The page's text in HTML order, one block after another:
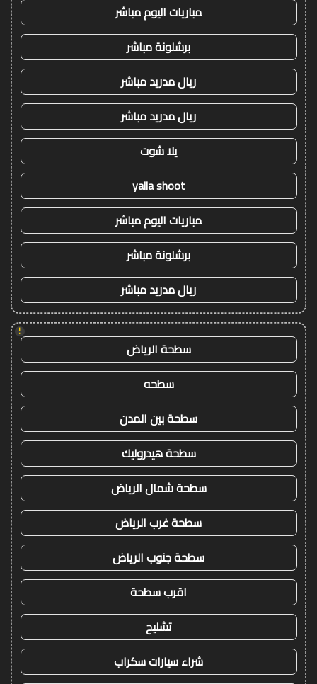
مباريات اليوم مباشر
برشلونة مباشر
ريال مدريد مباشر
ريال مدريد مباشر
يلا شوت
yalla shoot
مباريات اليوم مباشر
برشلونة مباشر
ريال مدريد مباشر
!
سطحة الرياض
سطحه
سطحة بين المدن
سطحة هيدروليك
سطحة شمال الرياض
سطحة غرب الرياض
سطحة جنوب الرياض
اقرب سطحة
تشليح
شراء سيارات سكراب